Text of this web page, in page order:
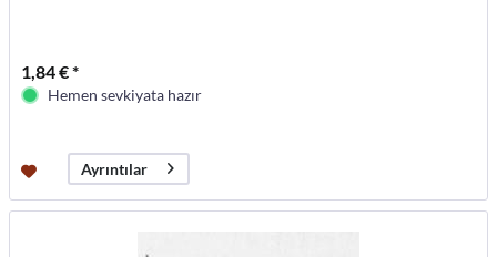
1,84 € *
Hemen sevkiyata hazır
Ayrıntılar